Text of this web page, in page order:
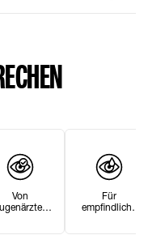
Von
Für
empfindliche